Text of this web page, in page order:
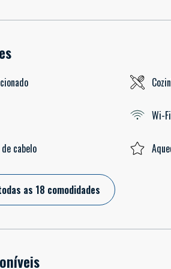
Wi-Fi
cabelo
as 18 comodidades